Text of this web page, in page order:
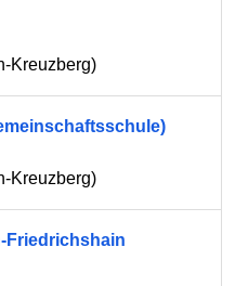
Kreuzberg)
Kreuzberg)
Friedrichshain